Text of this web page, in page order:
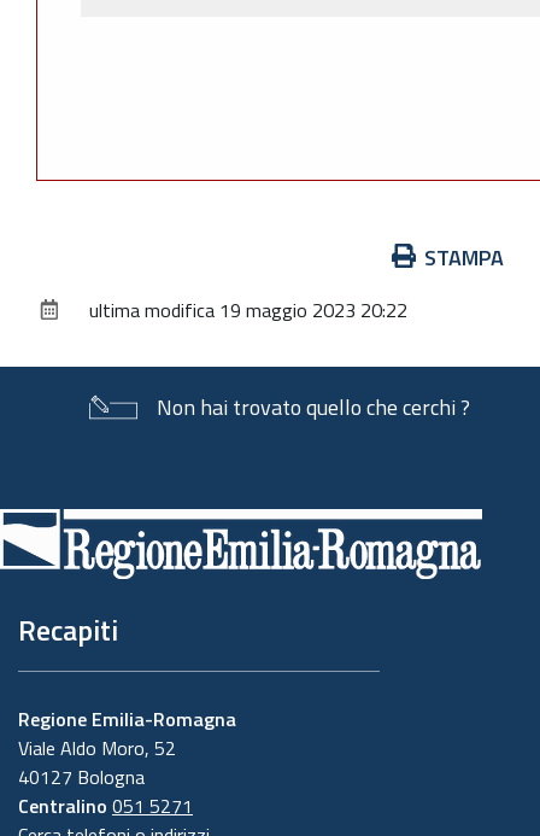
documento
STAMPA
ultima modifica 19 maggio 2023 20:22
Non hai trovato quello che cerchi ?
di
pagina
Recapiti
Regione Emilia-Romagna
Viale Aldo Moro, 52
40127 Bologna
Centralino 051 5271